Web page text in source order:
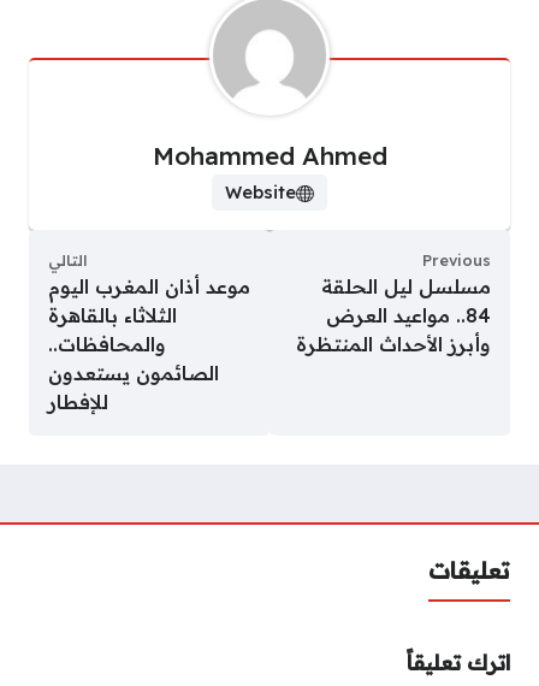
Mohammed Ahmed
Website
Previous
مسلسل ليل الحلقة
84.. مواعيد العرض
وأبرز الأحداث المنتظرة
التالي
موعد أذان المغرب اليوم
الثلاثاء بالقاهرة
والمحافظات..
الصائمون يستعدون
للإفطار
تعليقات
اترك تعليقاً